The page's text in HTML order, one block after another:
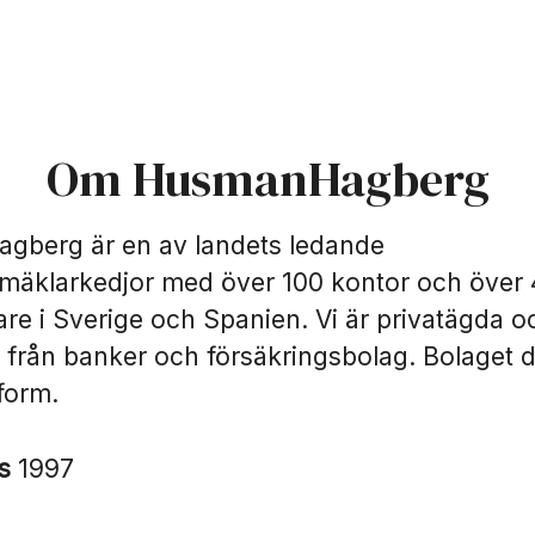
Om HusmanHagberg
är en av landets ledande
med över 100 kontor och över
i Sverige och Spanien. Vi är privatägda
banker och försäkringsbolag. Bolaget
1997